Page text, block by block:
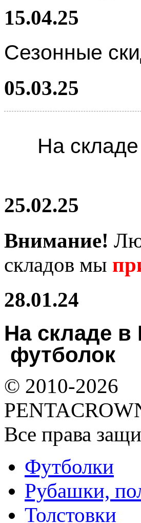
15.04.25
Сезонные
05.03.25
На
25.02.25
Внимание!
складов мы
28.01.24
На складе
футболок
© 2010-2026
Все права
Футболки
Рубашки,
Толстовки